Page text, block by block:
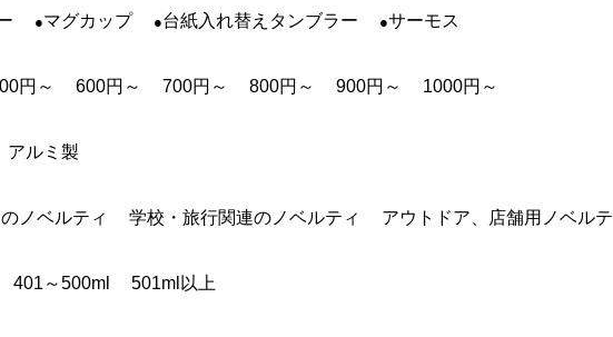
マグカップ 台紙入れ替えタンブラー サーモス
円～ 600円～ 700円～ 800円～ 900円～ 1000円～
アルミ製
ノベルティ 学校・旅行関連のノベルティ アウトドア、店舗用ノベル
401～500ml 501ml以上